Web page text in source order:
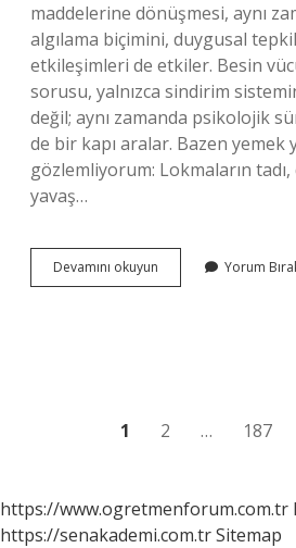
maddelerine dönüşmesi, aynı
algılama biçimini, duygusal
etkileşimleri de etkiler. Besin
sorusu, yalnızca sindirim
değil; aynı zamanda psikolojik
de bir kapı aralar. Bazen yemek
gözlemliyorum: Lokmaların
yavaş…
Devamını okuyun
vücutta
Yorum
1 2 … 187
https://www.ogretmenforum.com.tr
https://senakademi.com.trSitemap